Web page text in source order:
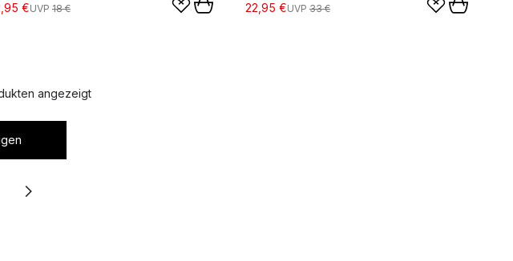
€UVP 18 € 22,95 €UVP 33 €
angezeigt